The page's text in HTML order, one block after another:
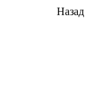
Назад